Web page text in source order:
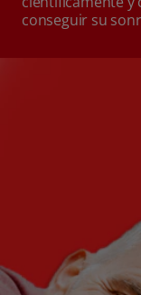
conseguir su